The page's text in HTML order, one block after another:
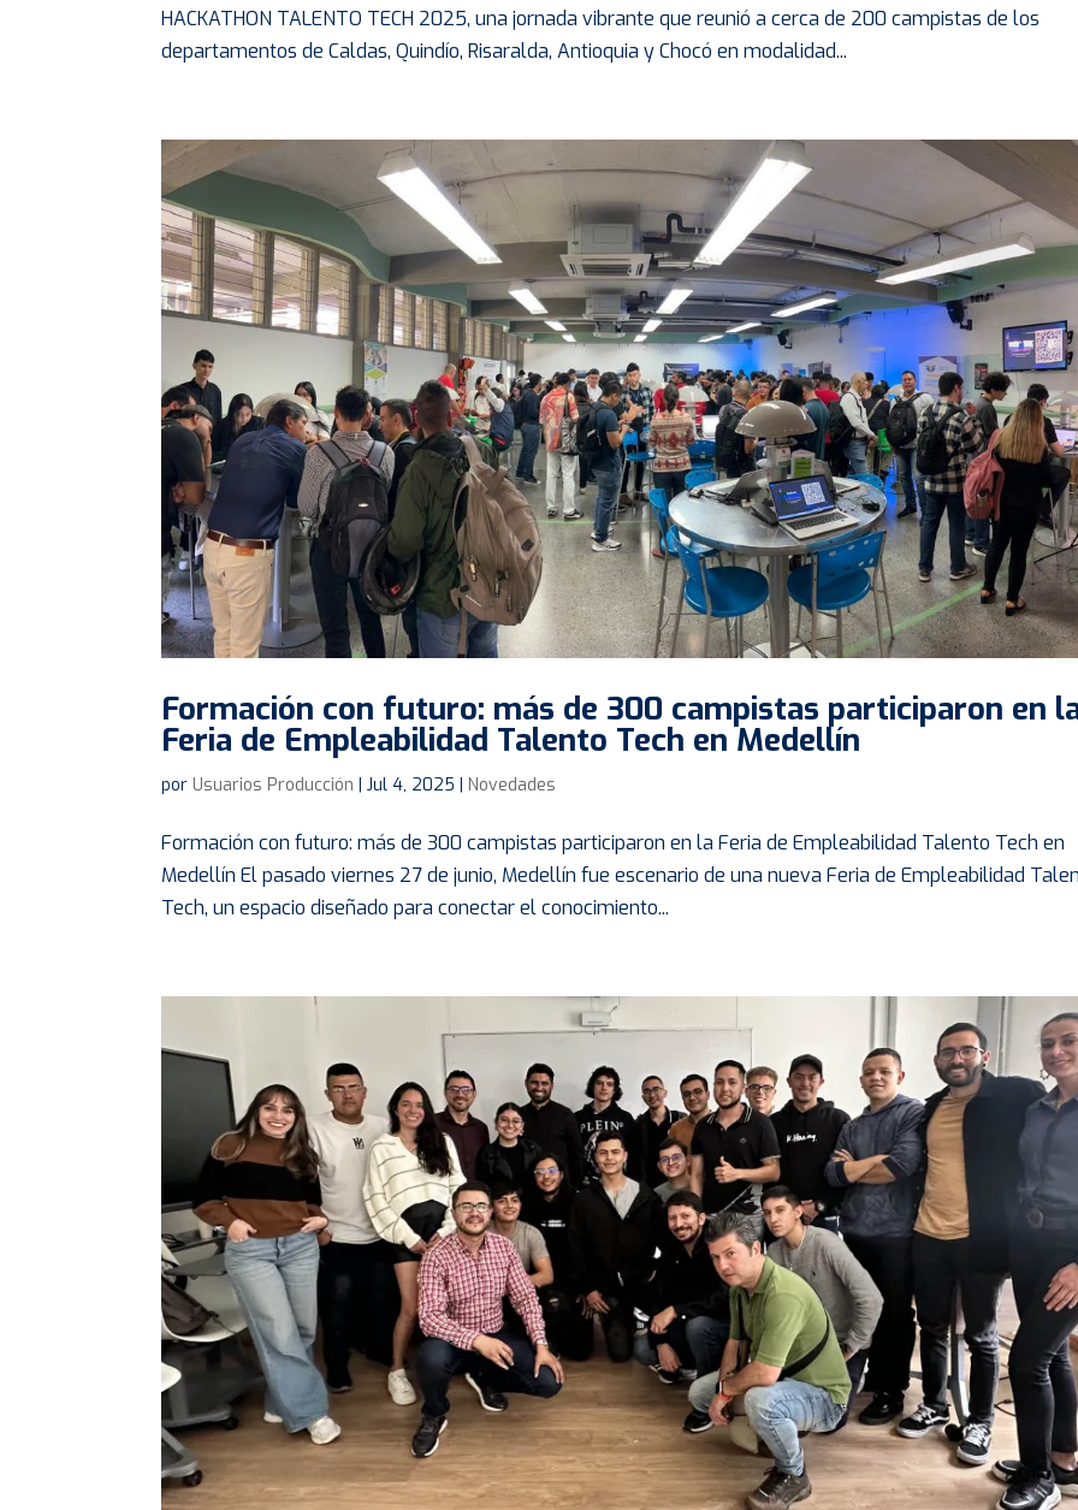
HACKATHON TALENTO TECH 2025, una jornada vibrante que reunió a cerca de 200 campistas de los
departamentos de Caldas, Quindío, Risaralda, Antioquia y Chocó en modalidad...
Formación con futuro: más de 300 campistas participaron en
Feria de Empleabilidad Talento Tech en Medellín
por Usuarios Producción |Jul 4, 2025 | Novedades
Formación con futuro: más de 300 campistas participaron en la Feria de Empleabilidad Talento Tech en
Medellín El pasado viernes 27 de junio, Medellín fue escenario de una nueva Feria de Empleabilidad
Tech, un espacio diseñado para conectar el conocimiento...